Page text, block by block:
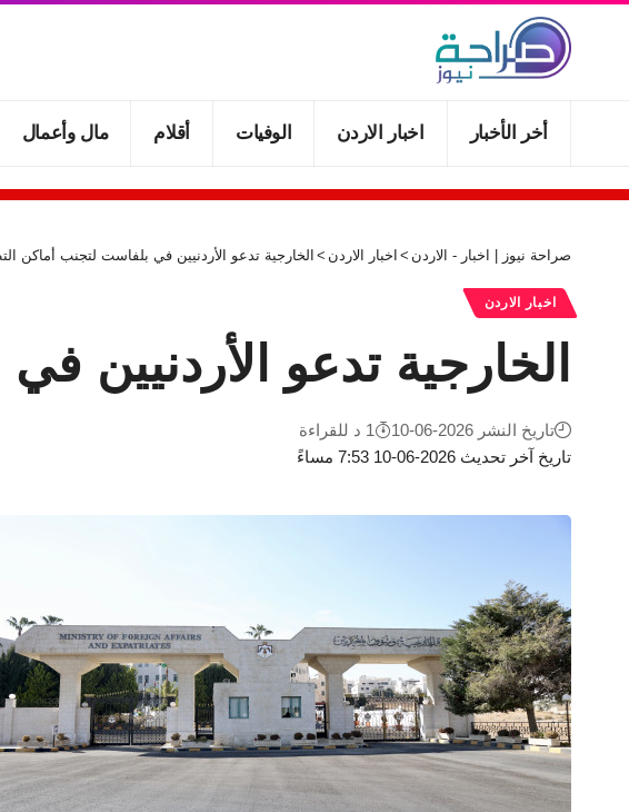
أخر الأخبار اخبار الاردن الوفيات أقلام مال وأعمال
صراحة نيوز | اخبار - الاردن > اخبار الاردن > الخارجية تدعو الأردنيين في بلفاست لتجنب أماكن
اخبار الاردن
الخارجية تدعو الأردنيين
تاريخ آخر تحديث 2026-06-10 7:53 مساءً
تاريخ النشر 2026-06-10 1 د للقراءة